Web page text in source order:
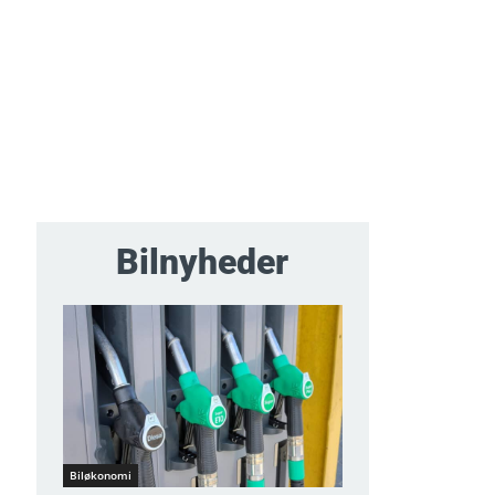
Bilnyheder
Biløkonomi